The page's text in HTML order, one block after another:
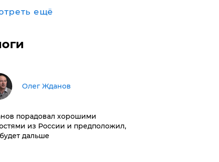
ещё
Олег Жданов
порадовал хорошими
из России и предположил,
дальше